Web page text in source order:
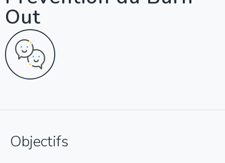
Out
Objectifs